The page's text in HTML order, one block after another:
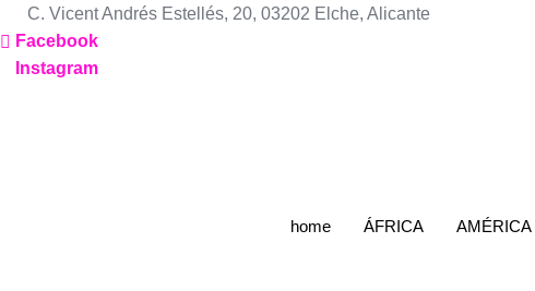
al
contenido
C. Vicent Andrés Estellés, 20, 03202 Elche, Alicante
Facebook
Instagram
home ÁFRICA AMÉRICA